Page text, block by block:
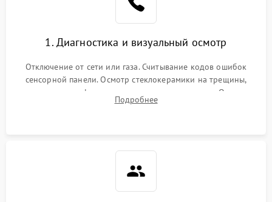
1. Диагностика и визуальный осмотр
Отключение от сети или газа. Считывание кодов ошибок
сенсорной панели. Осмотр стеклокерамики на трещины,
проверка конфорок на равномерность нагрева. Опрос
клиента о симптомах (не включается, не видит посуду,
Подробнее